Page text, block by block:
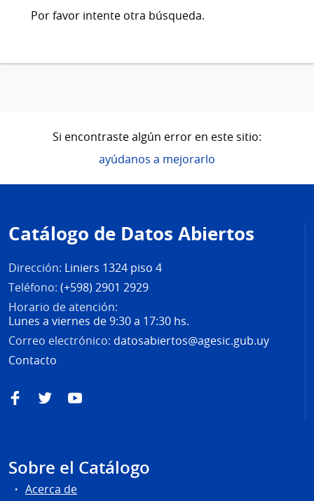
Por favor intente otra búsqueda.
Si encontraste algún error en este sitio:
ayúdanos a mejorarlo
de
página
Catálogo de Datos Abiertos
Dirección: Liniers 1324 piso 4
Teléfono: (+598) 2901 2929
Horario de atención:
Lunes a viernes de 9:30 a 17:30 hs.
Correo electrónico: datosabiertos@agesic.gub.uy
Contacto
FacebookTwitterYouTube
Sobre el Catálogo
Acerca de